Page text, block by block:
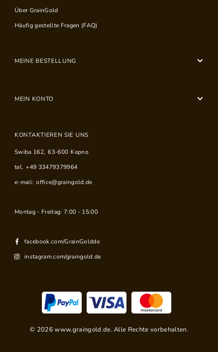
Über GrainGold
Häufig gestellte Fragen (FAQ)
MEINE BESTELLUNG
MEIN KONTO
KONTAKTIEREN SIE UNS
Swiba 162, 63-600 Kepno
tel. +49 33479379964
e-mail: office@graingold.de
Montag - Freitag: 7:00 - 15:00
facebook.com/GrainGoldde
instagram.com/graingold.de
© 2026 www.graingold.de. Alle Rechte vorbehalten.